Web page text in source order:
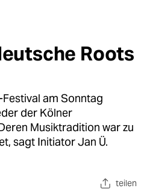
Roots
am Sonntag
der Kölner
Musiktradition war zu
sagt Initiator Jan Ü.
teilen